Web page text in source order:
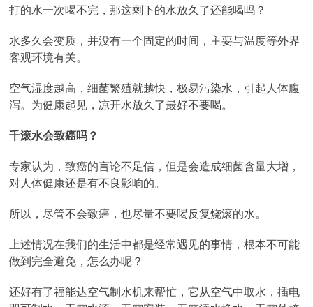
打的水一次喝不完，那这剩下的水放久了还能喝吗？
水多久会变质，并没有一个固定的时间，主要与温度等外界
客观环境有关。
空气湿度越高，细菌繁殖就越快，极易污染水，引起人体腹
泻。为健康起见，凉开水放久了最好不要喝。
千滚水会致癌吗？
专家认为，致癌的言论不足信，但是会造成细菌含量大增，
对人体健康还是有不良影响的。
所以，尽管不会致癌，也尽量不要喝反复烧滚的水。
上述情况在我们的生活中都是经常遇见的事情，根本不可能
做到完全避免，怎么办呢？
还好有了福能达空气制水机来帮忙，它从空气中取水，插电